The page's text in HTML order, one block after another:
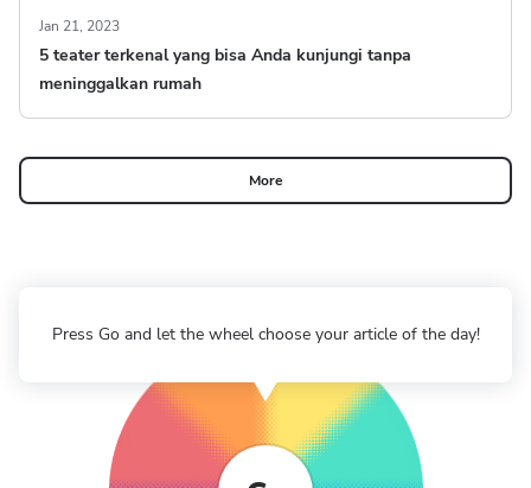
Jan 21, 2023
5 teater terkenal yang bisa Anda kunjungi tanpa
meninggalkan rumah
More
Press Go and let the wheel choose your article of the day!